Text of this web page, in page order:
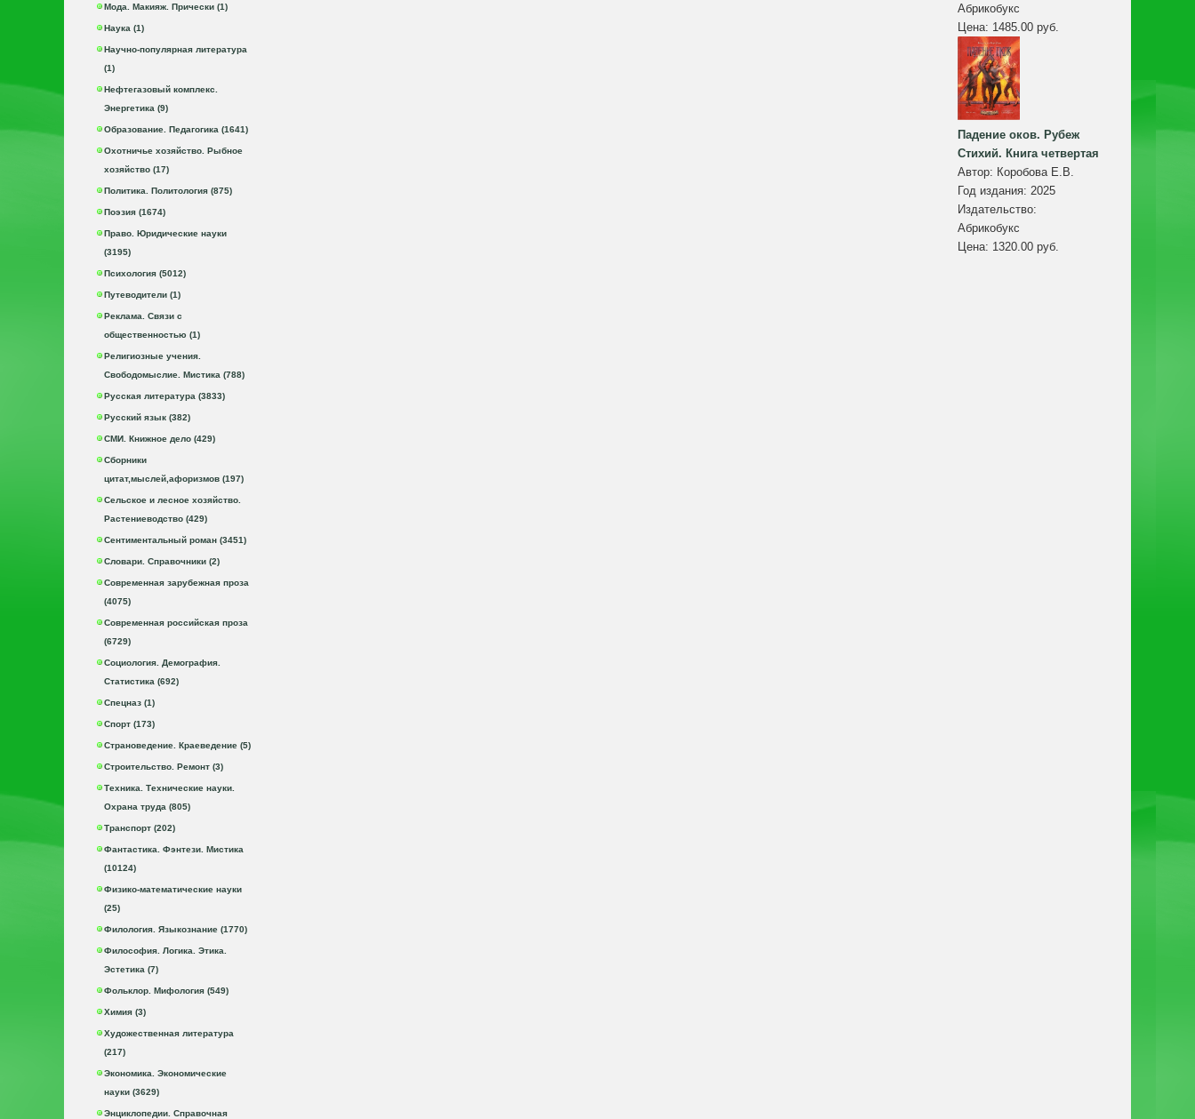
Мода. Макияж. Прически (1)
Наука (1)
Научно-популярная литература
(1)
Нефтегазовый комплекс.
Энергетика (9)
Образование. Педагогика (1641)
Охотничье хозяйство. Рыбное
хозяйство (17)
Политика. Политология (875)
Поэзия (1674)
Право. Юридические науки
(3195)
Психология (5012)
Путеводители (1)
Реклама. Связи с
общественностью (1)
Религиозные учения.
Свободомыслие. Мистика (788)
Русская литература (3833)
Русский язык (382)
СМИ. Книжное дело (429)
Сборники
цитат,мыслей,афоризмов (197)
Сельское и лесное хозяйство.
Растениеводство (429)
Сентиментальный роман (3451)
Словари. Справочники (2)
Современная зарубежная проза
(4075)
Современная российская проза
(6729)
Социология. Демография.
Статистика (692)
Спецназ (1)
Спорт (173)
Страноведение. Краеведение (5)
Строительство. Ремонт (3)
Техника. Технические науки.
Охрана труда (805)
Транспорт (202)
Фантастика. Фэнтези. Мистика
(10124)
Физико-математические науки
(25)
Филология. Языкознание (1770)
Философия. Логика. Этика.
Эстетика (7)
Фольклор. Мифология (549)
Химия (3)
Художественная литература
(217)
Экономика. Экономические
науки (3629)
Энциклопедии. Справочная
Абрикобукс
Цена: 1485.00 руб.
Падение оков. Рубеж
Стихий. Книга четвертая
Автор: Коробова Е.В.
Год издания: 2025
Издательство:
Абрикобукс
Цена: 1320.00 руб.